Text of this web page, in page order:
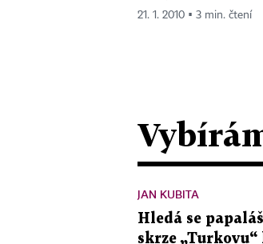
21. 1. 2010 ▪ 3 min. čtení
JAN KUBITA
Hledá se
skrze